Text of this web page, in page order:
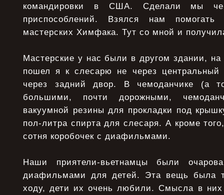
командировки в США. Сделали мы
приспособлений. Взялся нам
мастерских Химфака. Тут со мной и
Мастерские у нас были в другом здании,
пошел я к слесарю не через центральный
через задний двор. В чемоданчике (а
большими, почти дорожными,
вакуумной резины для прокладки под
пол-литра спирта для слесаря. А кроме
сотня коробочек с диафильмами.
Наши приятели-вьетнамцы были
диафильмами для детей. Эта вещь была
ходу, дети их очень любили. Смысла в